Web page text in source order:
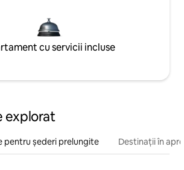
cu servicii incluse
explorat
pentru șederi prelungite Destinații în